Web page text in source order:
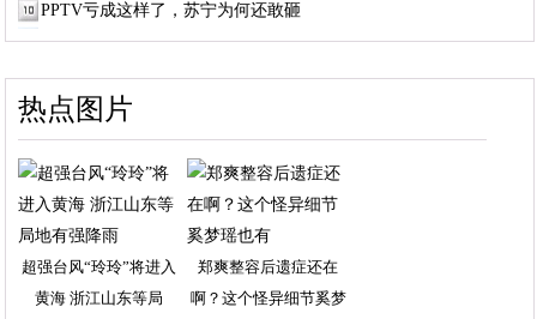
PPTV亏成这样了，苏宁为何还敢砸
热点图片
超强台风“玲玲”将进入
黄海 浙江山东等局
郑爽整容后遗症还在
啊？这个怪异细节奚梦